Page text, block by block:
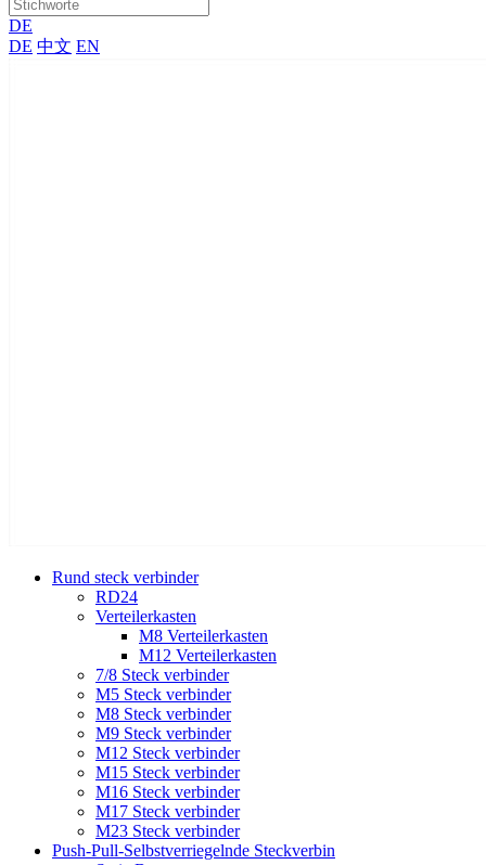
DE
DE 中文 EN
Rund steck verbinder
RD24
Verteilerkasten
M8 Verteilerkasten
M12 Verteilerkasten
7/8 Steck verbinder
M5 Steck verbinder
M8 Steck verbinder
M9 Steck verbinder
M12 Steck verbinder
M15 Steck verbinder
M16 Steck verbinder
M17 Steck verbinder
M23 Steck verbinder
Push-Pull-Selbstverriegelnde Steckverbin